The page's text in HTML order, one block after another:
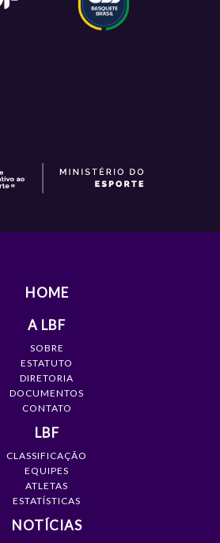
HOME
A LBF
SOBRE
ESTATUTO
DIRETORIA
DOCUMENTOS
CONTATO
LBF
CLASSIFICAÇÃO
EQUIPES
ATLETAS
ESTATÍSTICAS
NOTÍCIAS